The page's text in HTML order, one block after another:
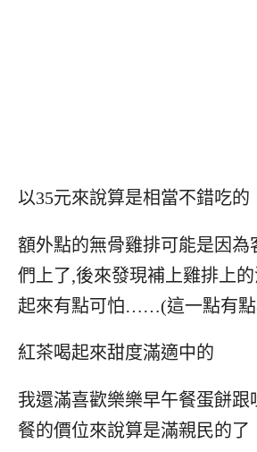
以35元來說算是相當不錯吃的
額外點的無骨雞排可能是因為
們上了,後來發現補上雞排上
起來有點可怕……(這一點有
紅茶喝起來甜度滿適中的
我還滿喜歡樂樂早午餐蛋餅跟
餐的價位來說算是滿親民的了